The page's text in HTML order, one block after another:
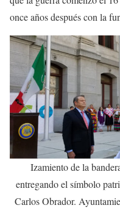
once años después con la
Izamiento de la
entregando el símbolo
Carlos Obrador.